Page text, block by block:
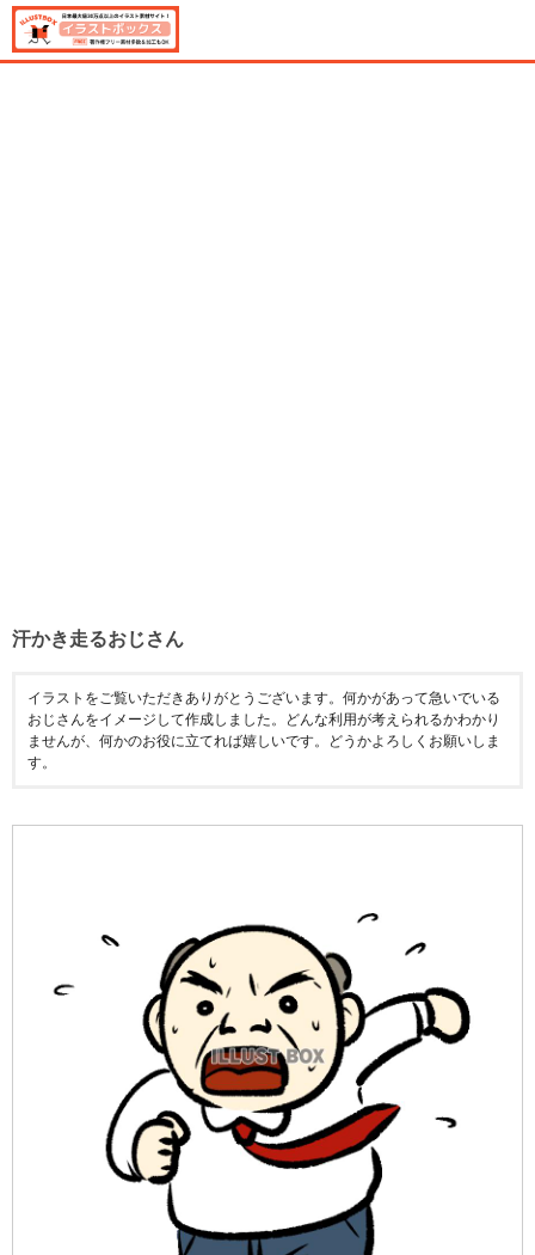
汗かき走るおじさん
イラストをご覧いただきありがとうございます。何かがあって急いでいる
おじさんをイメージして作成しました。どんな利用が考えられるかわかり
ませんが、何かのお役に立てれば嬉しいです。どうかよろしくお願いしま
す。